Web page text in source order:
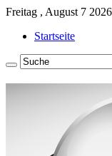
Freitag , August 7 2026
Startseite